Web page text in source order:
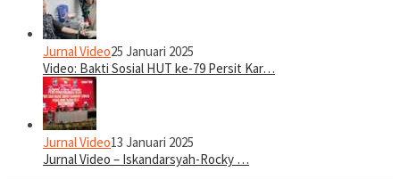
Jurnal Video25 Januari 2025
Video: Bakti Sosial HUT ke-79 Persit Kar…
Jurnal Video13 Januari 2025
Jurnal Video – Iskandarsyah-Rocky …